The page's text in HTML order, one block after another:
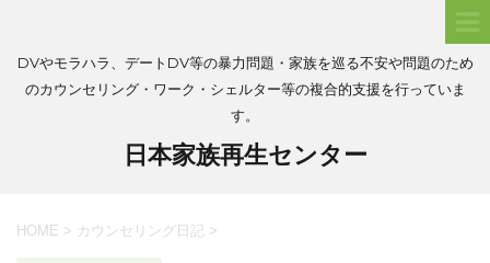
DVやモラハラ、デートDV等の暴力問題・家族を巡る不安や問題のため
のカウンセリング・ワーク・シェルター等の複合的支援を行っていま
す。
日本家族再生センター
HOME > カウンセリング日記 >